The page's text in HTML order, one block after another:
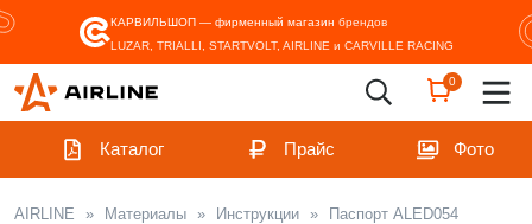
КАРВИЛЬШОП — фирменный магазин брендов
LUZAR, TRIALLI, STARTVOLT, AIRLINE и CARVILLE RACING
0
Каталог Прайс Фото
AIRLINE » Материалы » Инструкции » Паспорт ALED054